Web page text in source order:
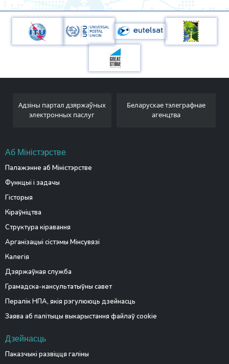
Адзіны партал дзяржаўных
электронных паслуг
Беларускае тэлеграфнае
агенцтва
Аб Міністэрстве
Палажэнне аб Міністэрстве
Функцыі і задачы
Гісторыя
Кіраўніцтва
Структура кіравання
Арганізацыі сістэмы Мінсувязі
Калегія
Дзяржаўная служба
Грамадска-кансультатыўны савет
Пералік НПА, якія рэгулююць дзейнасць
Заява аб палітыцы выкарыстання файлаў cookie
Дзейнасць
Паказчыкі развіцця галіны